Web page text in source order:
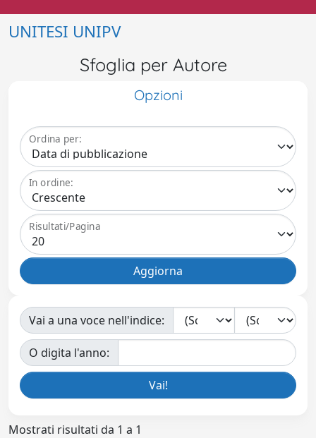
UNITESI UNIPV
Sfoglia per Autore
Opzioni
Ordina per:
In ordine:
Risultati/Pagina
Vai a una voce nell'indice:
O digita l'anno:
Mostrati risultati da 1 a 1